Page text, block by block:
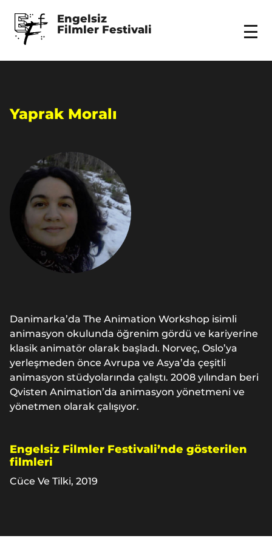
Engelsiz
Filmler Festivali
Menu
Yaprak Moralı
Danimarka’da The Animation Workshop isimli
animasyon okulunda öğrenim gördü ve kariyerine
klasik animatör olarak başladı. Norveç, Oslo’ya
yerleşmeden önce Avrupa ve Asya’da çeşitli
animasyon stüdyolarında çalıştı. 2008 yılından beri
Qvisten Animation’da animasyon yönetmeni ve
yönetmen olarak çalışıyor.
Engelsiz Filmler Festivali’nde gösterilen
filmleri
Cüce Ve Tilki, 2019